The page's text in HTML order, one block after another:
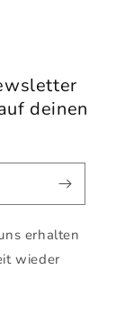
deinen
erhalten
wieder